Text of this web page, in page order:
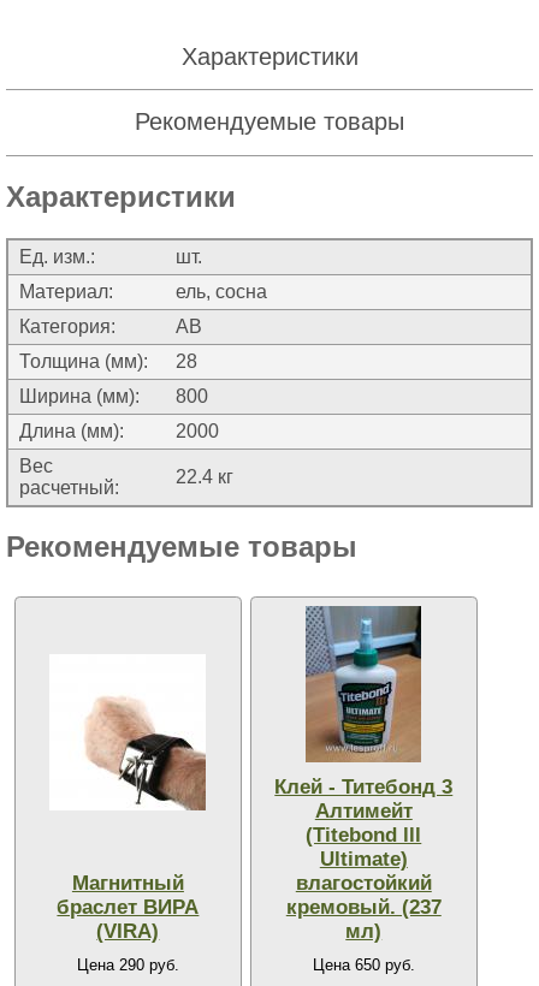
Характеристики
Рекомендуемые товары
Характеристики
Ед. изм.:
шт.
Материал:
ель, сосна
Категория:
АВ
Толщина (мм):
28
Ширина (мм):
800
Длина (мм):
2000
Вес
расчетный:
22.4 кг
Рекомендуемые товары
Магнитный
браслет ВИРА
(VIRA)
Цена 290 руб.
Клей - Титебонд 3
Алтимейт
(Titebond lll
Ultimate)
влагостойкий
кремовый. (237
мл)
Цена 650 руб.